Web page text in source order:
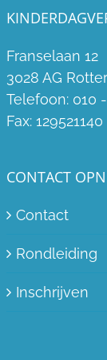
Franselaan 12
3028 AG
Telefoon: 010
Fax: 129521140
CONTACT
Contact
Rondleiding
Inschrijven